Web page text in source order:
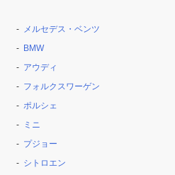
メルセデス・ベンツ
BMW
アウディ
フォルクスワーゲン
ポルシェ
ミニ
プジョー
シトロエン